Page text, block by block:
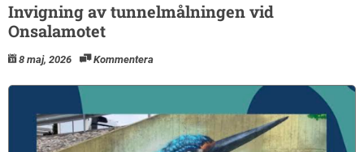
Invigning av tunnelmålningen vid
Onsalamotet
8 maj, 2026 Kommentera